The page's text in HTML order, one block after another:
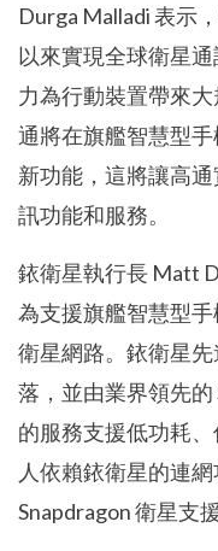
Durga Malladi 表示
以來實現全球衛星
力為行動裝置帶來
通將在旗艦智慧型手
新功能，這將讓高
訊功能和服務。
銥衛星執行長 Matt
為支援旗艦智慧型手
衛星網路。銥衛星
落，並由業界領先的
的服務支援低功耗
人依賴銥衛星的連
Snapdragon 衛星支